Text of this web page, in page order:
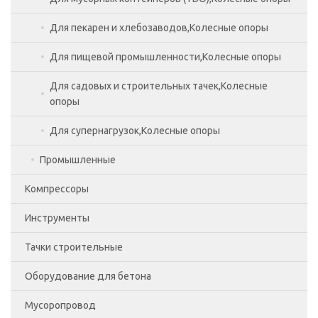
Для пекарен и хлебозаводов,Колесные опоры
Для пищевой промышленности,Колесные опоры
Для садовых и строительных тачек,Колесные
опоры
Для супернагрузок,Колесные опоры
Промышленные
Компрессоры
Инструменты
Ручной инструмент для монолитчика
Инструменты для отделки
Электроинструмент
Тачки строительные
Оборудование для бетона
Бадьи и ящики каменщика
Мусоропровод